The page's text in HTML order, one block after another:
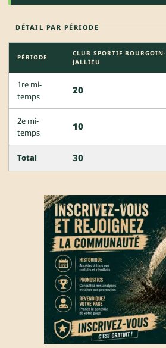
DÉTAIL PAR PÉRIODE
PÉRIODE
CLUB SPORTIF BOURGOIN-
JALLIEU
1re mi-
temps
20
2e mi-
temps
10
Total 30